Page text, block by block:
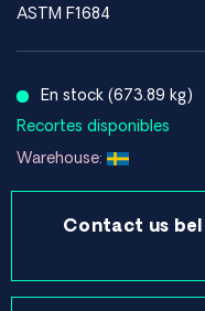
ASTM F1684
En stock (673.89 kg)
Recortes disponibles
Warehouse:
Contact us